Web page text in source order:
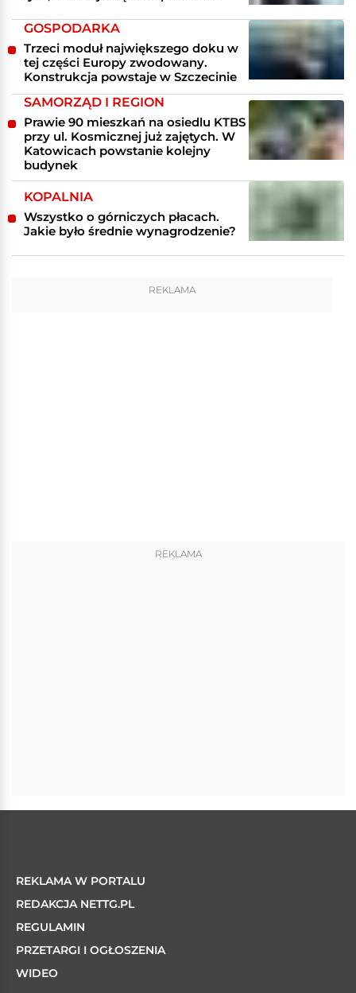
GOSPODARKA
Trzeci moduł największego doku w
tej części Europy zwodowany.
Konstrukcja powstaje w Szczecinie
SAMORZĄD I REGION
Prawie 90 mieszkań na osiedlu KTBS
przy ul. Kosmicznej już zajętych. W
Katowicach powstanie kolejny
budynek
KOPALNIA
Wszystko o górniczych płacach.
Jakie było średnie wynagrodzenie?
REKLAMA
REKLAMA
REKLAMA W PORTALU
REDAKCJA NETTG.PL
REGULAMIN
PRZETARGI I OGŁOSZENIA
WIDEO